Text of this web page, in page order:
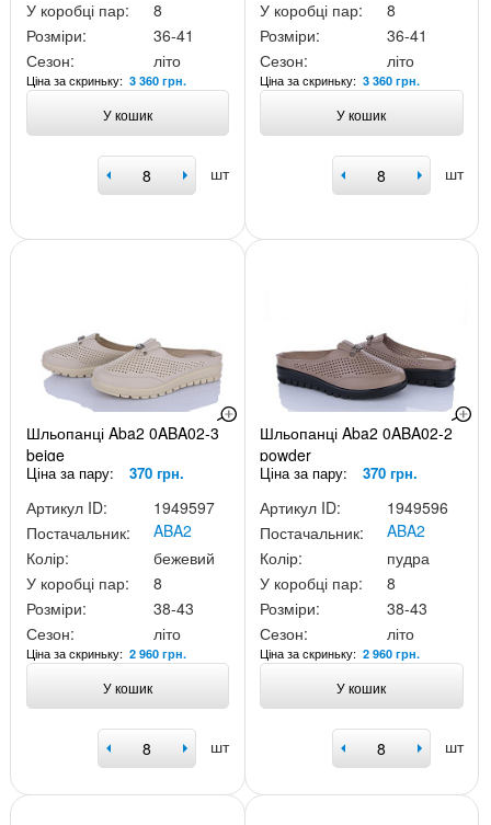
У коробці пар:
8
Розміри:
36-41
Сезон:
літо
Ціна за скриньку: 3 360 грн.
У кошик
шт
У коробці пар:
8
Розміри:
36-41
Сезон:
літо
Ціна за скриньку:3 360 грн.
У кошик
шт
Шльопанці Aba2 0ABA02-3
beige
Ціна за пару: 370 грн.
Артикул ID:
1949597
Постачальник:
ABA2
Колір:
бежевий
У коробці пар:
8
Розміри:
38-43
Сезон:
літо
Ціна за скриньку: 2 960 грн.
У кошик
шт
Шльопанці Aba2 0ABA02-2
powder
Ціна за пару: 370 грн.
Артикул ID:
1949596
Постачальник:
ABA2
Колір:
пудра
У коробці пар:
8
Розміри:
38-43
Сезон:
літо
Ціна за скриньку:2 960 грн.
У кошик
шт